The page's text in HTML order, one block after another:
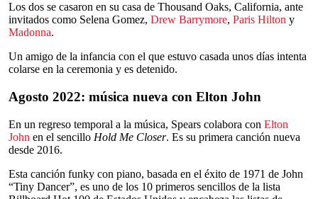
Los dos se casaron en su casa de Thousand Oaks, California, ante
invitados como Selena Gomez, Drew Barrymore, Paris Hilton y
Madonna.
Un amigo de la infancia con el que estuvo casada unos días intenta
colarse en la ceremonia y es detenido.
Agosto 2022: música nueva con Elton John
En un regreso temporal a la música, Spears colabora con Elton
John en el sencillo Hold Me Closer. Es su primera canción nueva
desde 2016.
Esta canción funky con piano, basada en el éxito de 1971 de John
“Tiny Dancer”, es uno de los 10 primeros sencillos de la lista